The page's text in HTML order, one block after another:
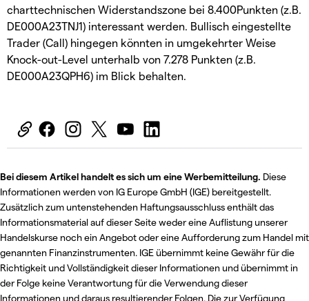
charttechnischen Widerstandszone bei 8.400Punkten (z.B.
DE000A23TNJ1) interessant werden. Bullisch eingestellte
Trader (Call) hingegen könnten in umgekehrter Weise
Knock-out-Level unterhalb von 7.278 Punkten (z.B.
DE000A23QPH6) im Blick behalten.
Bei diesem Artikel handelt es sich um eine Werbemitteilung. Diese
Informationen werden von IG Europe GmbH (IGE) bereitgestellt.
Zusätzlich zum untenstehenden Haftungsausschluss enthält das
Informationsmaterial auf dieser Seite weder eine Auflistung unserer
Handelskurse noch ein Angebot oder eine Aufforderung zum Handel mit
genannten Finanzinstrumenten. IGE übernimmt keine Gewähr für die
Richtigkeit und Vollständigkeit dieser Informationen und übernimmt in
der Folge keine Verantwortung für die Verwendung dieser
Informationen und daraus resultierender Folgen. Die zur Verfügung